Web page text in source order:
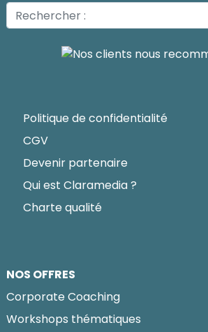
Politique de confidentialité
CGV
Devenir partenaire
Qui est Claramedia ?
Charte qualité
NOS OFFRES
Corporate Coaching
Workshops thématiques